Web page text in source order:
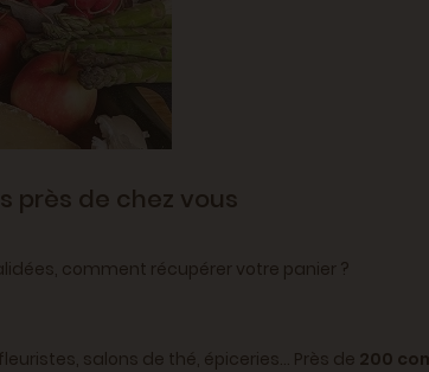
près de chez vous
comment récupérer votre panier ?
salons de thé, épiceries… Près de 200